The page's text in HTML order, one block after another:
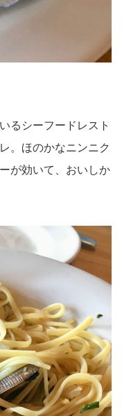
るシーフードレスト
。ほのかなニンニク
が効いて、おいしか